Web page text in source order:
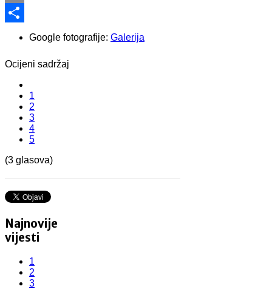
Email
Share
Google fotografije: Galerija
Ocijeni sadržaj
1
2
3
4
5
(3 glasova)
Najnovije
vijesti
1
2
3